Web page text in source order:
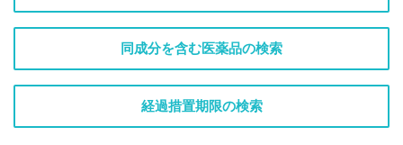
同成分を含む医薬品の検索
経過措置期限の検索